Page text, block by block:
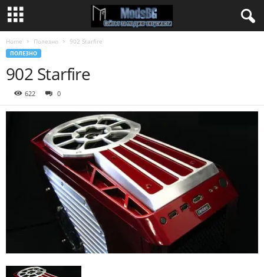
Home Полезно 902 Starfire
ПОЛЕЗНО
902 Starfire
622 0